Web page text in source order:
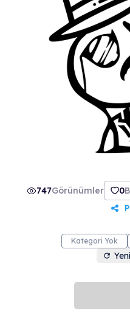
747Görünümler 0
Kategori Yok